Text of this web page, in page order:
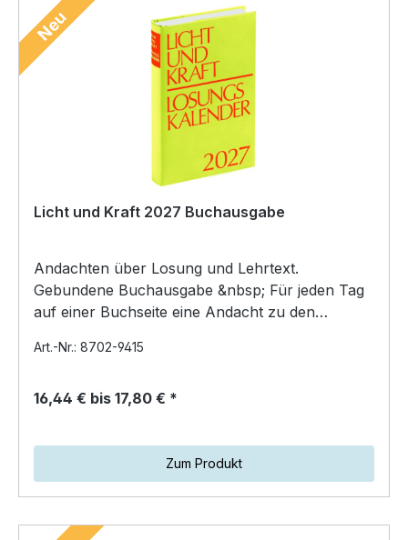
Neu
Licht und Kraft 2027 Buchausgabe
Andachten über Losung und Lehrtext.
Gebundene Buchausgabe &nbsp; Für jeden Tag
auf einer Buchseite eine Andacht zu den
Art.-Nr.: 8702-9415
16,44 € bis 17,80 € *
Zum Produkt